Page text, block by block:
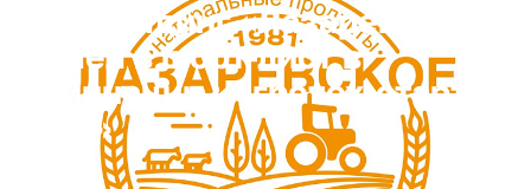
Агрохолдинг «Лазаревское»
вошел в шорт-лист в
номинации «Агротех-стартап
года»